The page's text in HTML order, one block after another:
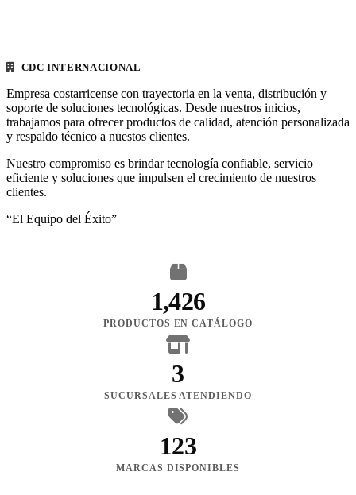
CDC INTERNACIONAL
Empresa costarricense con trayectoria en la venta, distribución y
soporte de soluciones tecnológicas. Desde nuestros inicios,
trabajamos para ofrecer productos de calidad, atención personalizada
y respaldo técnico a nuestos clientes.
Nuestro compromiso es brindar tecnología confiable, servicio
eficiente y soluciones que impulsen el crecimiento de nuestros
clientes.
“El Equipo del Éxito”
1,426
PRODUCTOS EN CATÁLOGO
3
SUCURSALES ATENDIENDO
123
MARCAS DISPONIBLES